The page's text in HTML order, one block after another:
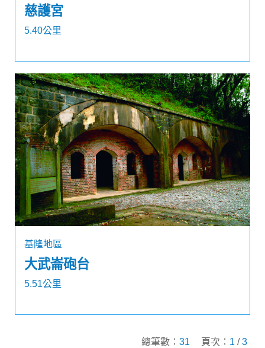
慈護宮
5.40公里
基隆地區
大武崙砲台
5.51公里
總筆數： 31 頁次： 1 /3